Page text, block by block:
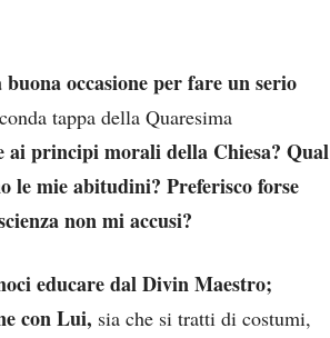
occasione per fare un serio
tappa della Quaresima
ai principi morali della Chiesa? Qual
le mie abitudini? Preferisco forse
non mi accusi?
educare dal Divin Maestro;
con Lui, sia che si tratti di costumi,